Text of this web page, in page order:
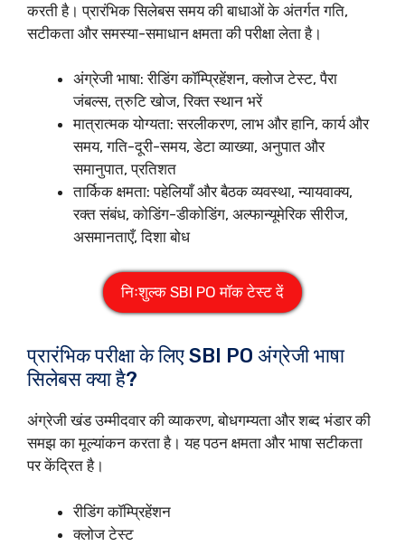
करती है। प्रारंभिक सिलेबस समय की बाधाओं के अंतर्गत गति,
सटीकता और समस्या-समाधान क्षमता की परीक्षा लेता है।
अंग्रेजी भाषा: रीडिंग कॉम्प्रिहेंशन, क्लोज टेस्ट, पैरा
जंबल्स, त्रुटि खोज, रिक्त स्थान भरें
मात्रात्मक योग्यता: सरलीकरण, लाभ और हानि, कार्य और
समय, गति-दूरी-समय, डेटा व्याख्या, अनुपात और
समानुपात, प्रतिशत
तार्किक क्षमता: पहेलियाँ और बैठक व्यवस्था, न्यायवाक्य,
रक्त संबंध, कोडिंग-डीकोडिंग, अल्फान्यूमेरिक सीरीज,
असमानताएँ, दिशा बोध
निःशुल्क SBI PO मॉक टेस्ट दें
प्रारंभिक परीक्षा के लिए SBI PO अंग्रेजी भाषा
सिलेबस क्या है?
अंग्रेजी खंड उम्मीदवार की व्याकरण, बोधगम्यता और शब्द भंडार की
समझ का मूल्यांकन करता है। यह पठन क्षमता और भाषा सटीकता
पर केंद्रित है।
रीडिंग कॉम्प्रिहेंशन
क्लोज टेस्ट